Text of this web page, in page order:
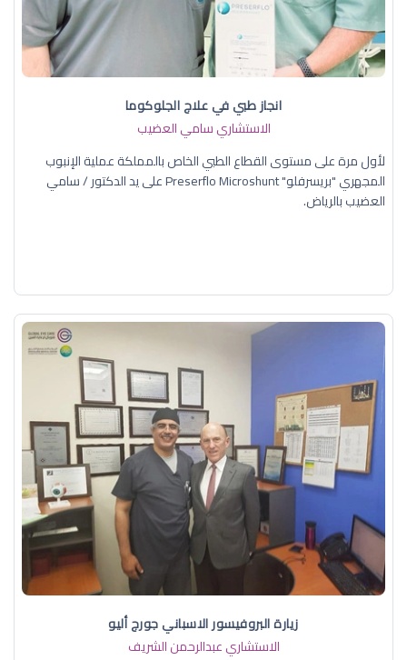
انجاز طبي في علاج الجلوكوما
الاستشاري سامي العضيب
لأول مرة على مستوى القطاع الطبي الخاص بالمملكة عملية الإنبوب
المجهري "بريسرفلو" Preserflo Microshunt على يد الدكتور / سامي
العضيب بالرياض.
زيارة البروفيسور الاسباني جورج أليو
الاستشاري عبدالرحمن الشريف